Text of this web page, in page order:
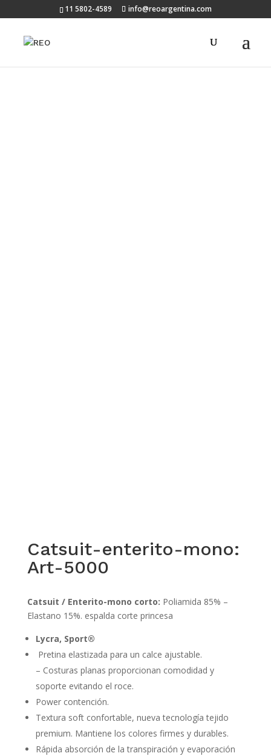
11 5802-4589 info@reoargentina.com
Catsuit-enterito-mono:
Art-5000
Catsuit / Enterito-mono corto: Poliamida 85% –
Elastano 15%. espalda corte princesa
Lycra, Sport®
Pretina elastizada para un calce ajustable.
– Costuras planas proporcionan comodidad y
soporte evitando el roce.
Power contención.
Textura soft confortable, nueva tecnología tejido
premium. Mantiene los colores firmes y durables.
Rápida absorción de la transpiración y evaporación